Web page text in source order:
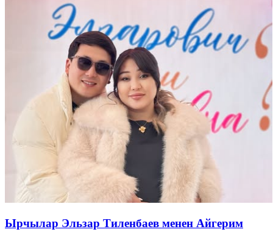
Ырчылар Эльзар Тиленбаев менен Айгерим